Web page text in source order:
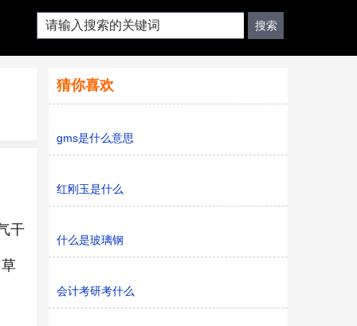
干
猜你喜欢
gms是什么意思
红刚玉是什么
什么是玻璃钢
会计考研考什么